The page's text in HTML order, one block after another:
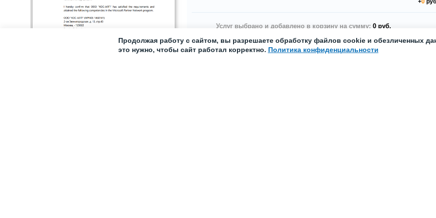
+0
Услуг выбрано и добавлено в корзину на сумму: 0 руб.
Продолжая работу с сайтом, вы разрешаете обработку файлов cookie и обезличенных
это нужно, чтобы сайт работал корректно. Политика конфиденциальности